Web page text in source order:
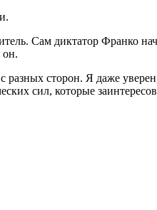
Сам диктатор Франко
он.
разных сторон. Я даже
сил, которые